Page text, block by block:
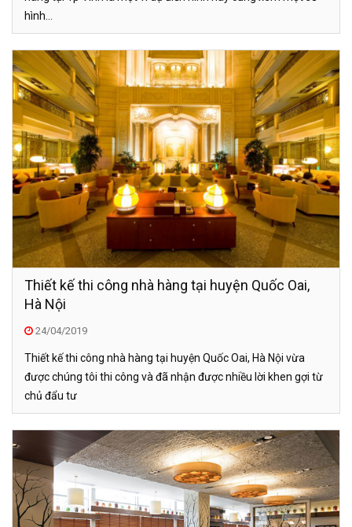
hình...
Thiết kế thi công nhà hàng tại huyện Quốc Oai,
Hà Nội
24/04/2019
Thiết kế thi công nhà hàng tại huyện Quốc Oai, Hà Nội vừa
được chúng tôi thi công và đã nhận được nhiều lời khen gợi từ
chủ đẩu tư